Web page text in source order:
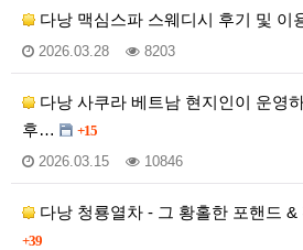
다낭 맥심스파 스웨디시 후기 및 이
2026.03.28 8203
다낭 사쿠라 베트남 현지인이 운영
후…
+15
2026.03.15 10846
다낭 청룡열차 - 그 황홀한 포핸드
+39